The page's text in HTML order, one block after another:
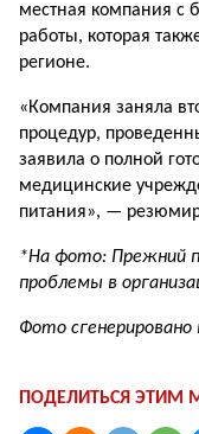
местная компания с
работы, которая
регионе.
«Компания заняла
процедур,
заявила о полной
медицинские
питания», —
*На фото: Прежний
проблемы в
Фото
ПОДЕЛИТЬСЯ ЭТИМ